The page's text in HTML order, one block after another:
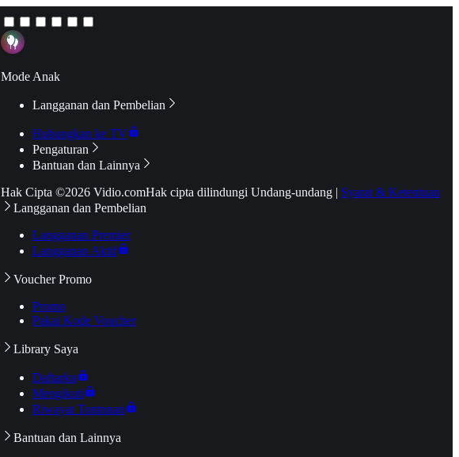
Mode Anak
Langganan dan Pembelian
Hubungkan ke TV
Pengaturan
Bantuan dan Lainnya
Hak Cipta ©2026 Vidio.comHak cipta dilindungi Undang-undang | Syarat & Ketentuan
Langganan dan Pembelian
Langganan Premier
Langganan Aktif
Voucher Promo
Promo
Pakai Kode Voucher
Library Saya
Daftarku
Mengikuti
Riwayat Tontonan
Bantuan dan Lainnya